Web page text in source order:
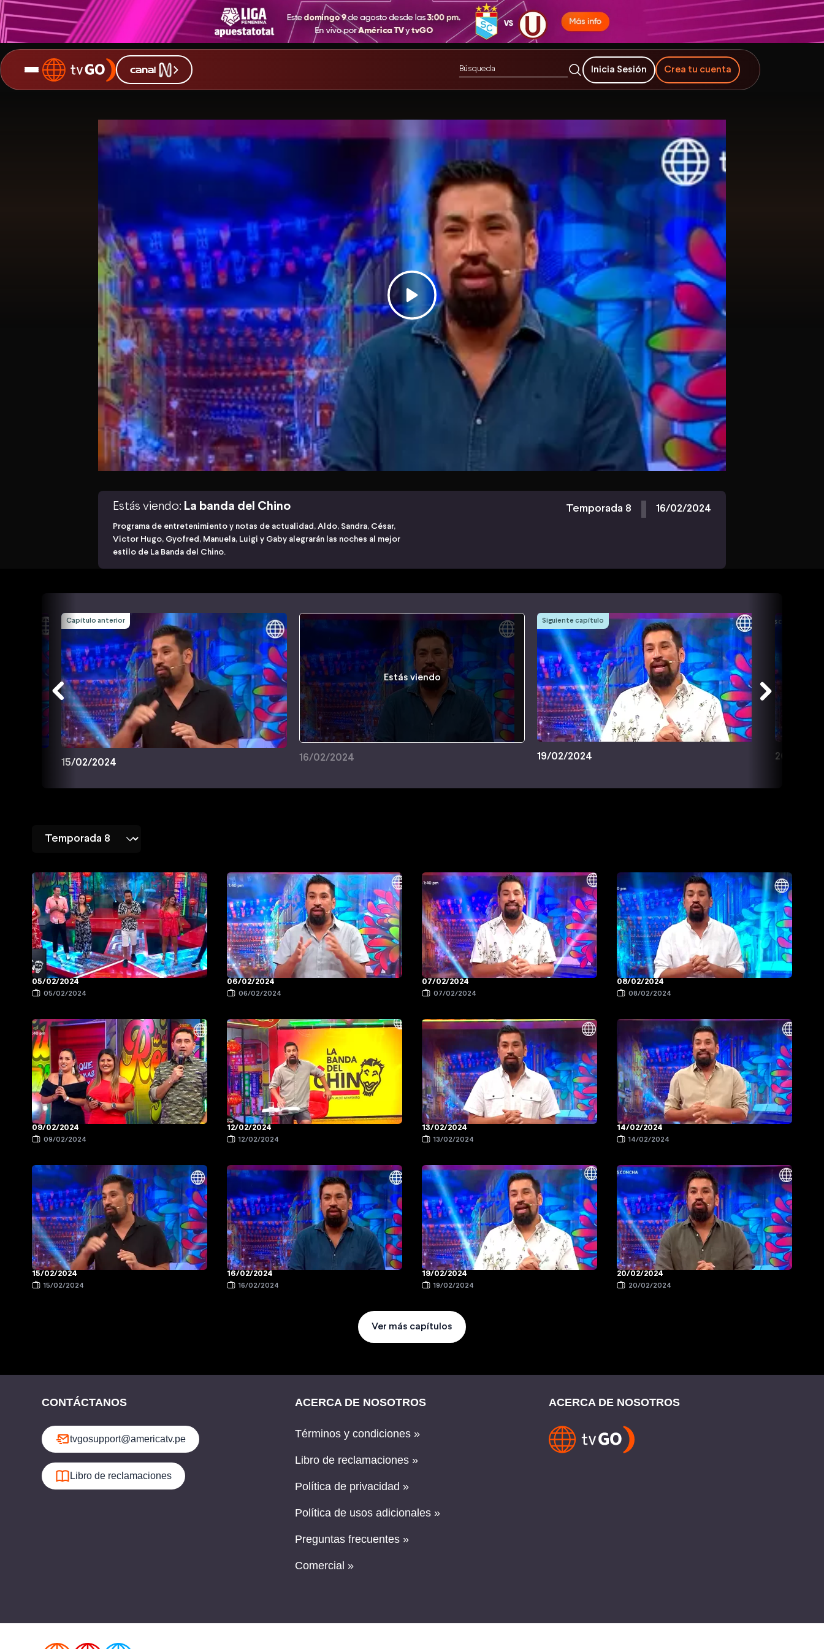
Inicia Sesión Crea tu cuenta
Estás viendo: La banda del Chino
Programa de entretenimiento y notas de actualidad, Aldo, Sandra, César,
Victor Hugo, Gyofred, Manuela, Luigi y Gaby alegrarán las noches al mejor
estilo de La Banda del Chino.
Temporada 8 16/02/2024
Capítulo anterior
15/02/2024
Estás viendo
16/02/2024
Siguiente capítulo
19/02/2024 20/02/
05/02/2024
05/02/2024
06/02/2024
06/02/2024
07/02/2024
07/02/2024
08/02/2024
08/02/2024
09/02/2024
09/02/2024
12/02/2024
12/02/2024
13/02/2024
13/02/2024
14/02/2024
14/02/2024
15/02/2024
15/02/2024
16/02/2024
16/02/2024
19/02/2024
19/02/2024
20/02/2024
20/02/2024
Ver más capítulos
CONTÁCTANOS
tvgosupport@americatv.pe
Libro de reclamaciones
ACERCA DE NOSOTROS
Términos y condiciones »
Libro de reclamaciones »
Política de privacidad »
Política de usos adicionales »
Preguntas frecuentes »
Comercial »
ACERCA DE NOSOTROS